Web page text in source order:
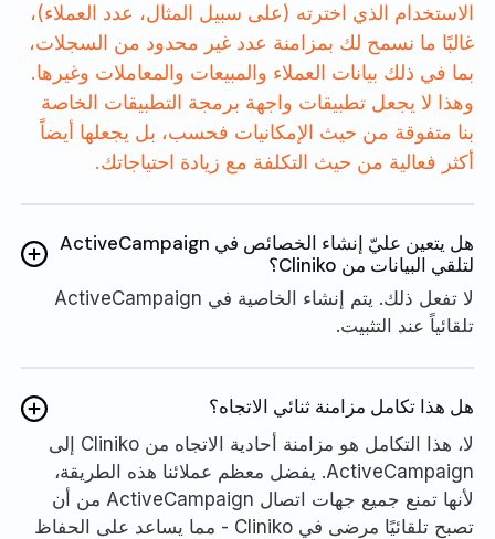
الاستخدام الذي اخترته (على سبيل المثال، عدد العملاء)،
غالبًا ما نسمح لك بمزامنة عدد غير محدود من السجلات،
بما في ذلك بيانات العملاء والمبيعات والمعاملات وغيرها.
وهذا لا يجعل تطبيقات واجهة برمجة التطبيقات الخاصة
بنا متفوقة من حيث الإمكانيات فحسب، بل يجعلها أيضاً
أكثر فعالية من حيث التكلفة مع زيادة احتياجاتك.
هل يتعين عليّ إنشاء الخصائص في ActiveCampaign
لتلقي البيانات من Cliniko؟
لا تفعل ذلك. يتم إنشاء الخاصية في ActiveCampaign
تلقائياً عند التثبيت.
هل هذا تكامل مزامنة ثنائي الاتجاه؟
لا، هذا التكامل هو مزامنة أحادية الاتجاه من Cliniko إلى
ActiveCampaign. يفضل معظم عملائنا هذه الطريقة،
لأنها تمنع جميع جهات اتصال ActiveCampaign من أن
تصبح تلقائيًا مرضى في Cliniko - مما يساعد على الحفاظ